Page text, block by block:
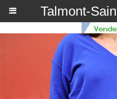
Talmont-